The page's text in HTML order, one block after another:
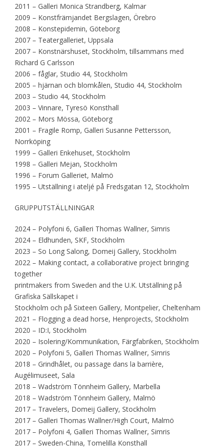
2011 – Galleri Monica Strandberg, Kalmar
2009 – Konstfrämjandet Bergslagen, Örebro
2008 – Konstepidemin, Göteborg
2007 – Teatergalleriet, Uppsala
2007 – Konstnärshuset, Stockholm, tillsammans med
Richard G Carlsson
2006 – fåglar, Studio 44, Stockholm
2005 – hjärnan och blomkålen, Studio 44, Stockholm
2003 – Studio 44, Stockholm
2003 – Vinnare, Tyresö Konsthall
2002 – Mors Mössa, Göteborg
2001 – Fragile Romp, Galleri Susanne Pettersson,
Norrköping
1999 – Galleri Enkehuset, Stockholm
1998 – Galleri Mejan, Stockholm
1996 – Forum Galleriet, Malmö
1995 – Utställning i ateljé på Fredsgatan 12, Stockholm
GRUPPUTSTÄLLNINGAR
2024 – Polyfoni 6, Galleri Thomas Wallner, Simris
2024 – Eldhunden, SKF, Stockholm
2023 – So Long Salong, Domeij Gallery, Stockholm
2022 – Making contact, a collaborative project bringing
together
printmakers from Sweden and the U.K. Utställning på
Grafiska Sällskapet i
Stockholm och på Sixteen Gallery, Montpelier, Cheltenham
2021 – Flogging a dead horse, Henprojects, Stockholm
2020 – ID:I, Stockholm
2020 – Isolering/Kommunikation, Färgfabriken, Stockholm
2020 – Polyfoni 5, Galleri Thomas Wallner, Simris
2018 – Grindhålet, ou passage dans la barrière,
Augélimuseet, Sala
2018 – Wadström Tönnheim Gallery, Marbella
2018 – Wadström Tönnheim Gallery, Malmö
2017 – Travelers, Domeij Gallery, Stockholm
2017 – Galleri Thomas Wallner/High Court, Malmö
2017 – Polyfoni 4, Galleri Thomas Wallner, Simris
2017 – Sweden-China, Tomelilla Konsthall